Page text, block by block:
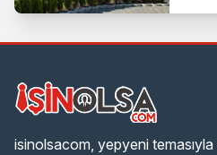
isinolsacom, yepyeni temasıyla